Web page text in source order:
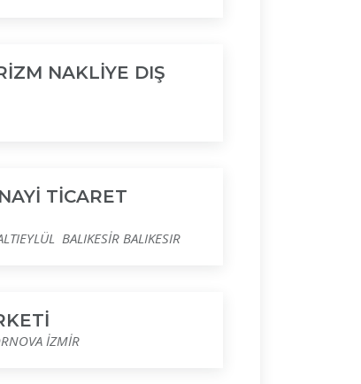
NAKLİYE DIŞ
TİCARET
BALIKESİR BALIKESIR
İZMİR